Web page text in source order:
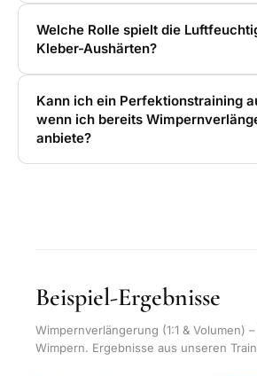
Welche Rolle spielt die
Kleber-Aushärten?
Kann ich ein Perfektionstraining
wenn ich bereits
anbiete?
Beispiel-Ergebnisse
Wimpernverlängerung (1:1 & Volumen)
Wimpern. Ergebnisse aus unseren